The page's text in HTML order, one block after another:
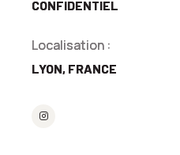
CONFIDENTIEL
Localisation :
LYON, FRANCE